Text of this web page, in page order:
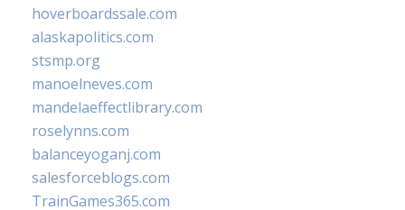
hoverboardssale.com
alaskapolitics.com
stsmp.org
manoelneves.com
mandelaeffectlibrary.com
roselynns.com
balanceyoganj.com
salesforceblogs.com
TrainGames365.com